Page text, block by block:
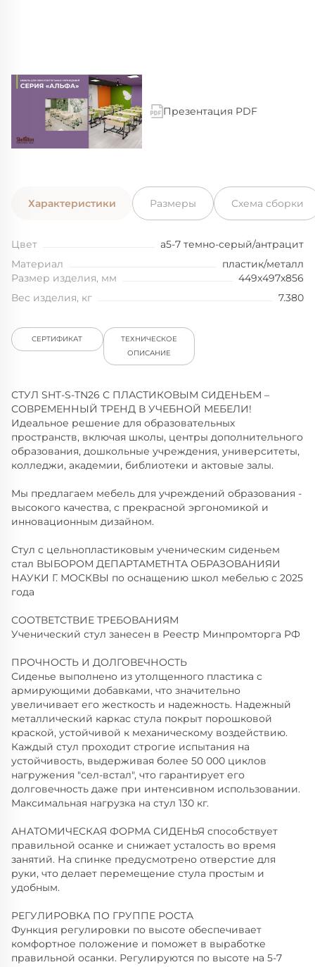
Презентация PDF
Характеристики Размеры Схема сборки
Цвет
а5-7 темно-серый/антрацит
Материал
пластик/металл
Размер изделия, мм
449x497x856
Вес изделия, кг
7.380
СЕРТИФИКАТ
ТЕХНИЧЕСКОЕ
ОПИСАНИЕ
СТУЛ SHT-S-TN26 С ПЛАСТИКОВЫМ СИДЕНЬЕМ –
СОВРЕМЕННЫЙ ТРЕНД В УЧЕБНОЙ МЕБЕЛИ!
Идеальное решение для образовательных
пространств, включая школы, центры дополнительного
образования, дошкольные учреждения, университеты,
колледжи, академии, библиотеки и актовые залы.
Мы предлагаем мебель для учреждений образования -
высокого качества, с прекрасной эргономикой и
инновационным дизайном.
Стул с цельнопластиковым ученическим сиденьем
стал ВЫБОРОМ ДЕПАРТАМЕТНТА ОБРАЗОВАНИЯИ
НАУКИ Г. МОСКВЫ по оснащению школ мебелью с 2025
года
СООТВЕТСТВИЕ ТРЕБОВАНИЯМ
Ученический стул занесен в Реестр Минпромторга РФ
ПРОЧНОСТЬ И ДОЛГОВЕЧНОСТЬ
Сиденье выполнено из утолщенного пластика с
армирующими добавками, что значительно
увеличивает его жесткость и надежность. Надежный
металлический каркас стула покрыт порошковой
краской, устойчивой к механическому воздействию.
Каждый стул проходит строгие испытания на
устойчивость, выдерживая более 50 000 циклов
нагружения "сел-встал", что гарантирует его
долговечность даже при интенсивном использовании.
Максимальная нагрузка на стул 130 кг.
АНАТОМИЧЕСКАЯ ФОРМА СИДЕНЬЯ способствует
правильной осанке и снижает усталость во время
занятий. На спинке предусмотрено отверстие для
руки, что делает перемещение стула простым и
удобным.
РЕГУЛИРОВКА ПО ГРУППЕ РОСТА
Функция регулировки по высоте обеспечивает
комфортное положение и поможет в выработке
правильной осанки. Регулируются по высоте на 5-7